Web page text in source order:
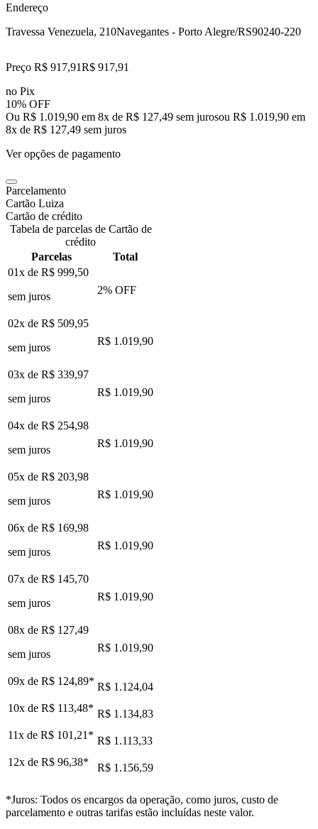
Endereço
Travessa Venezuela, 210Navegantes - Porto Alegre/RS90240-220
Preço R$ 917,91R$ 917,91
no Pix
10% OFF
Ou R$ 1.019,90 em 8x de R$ 127,49 sem jurosou R$ 1.019,90 em
8x de R$ 127,49 sem juros
Ver opções de pagamento
Parcelamento
Cartão Luiza
Cartão de crédito
Tabela de parcelas de Cartão de
crédito
Parcelas
Total
01x de R$ 999,50
sem juros
2% OFF
02x de R$ 509,95
sem juros
R$ 1.019,90
03x de R$ 339,97
sem juros
R$ 1.019,90
04x de R$ 254,98
sem juros
R$ 1.019,90
05x de R$ 203,98
sem juros
R$ 1.019,90
06x de R$ 169,98
sem juros
R$ 1.019,90
07x de R$ 145,70
sem juros
R$ 1.019,90
08x de R$ 127,49
sem juros
R$ 1.019,90
09x de R$ 124,89* R$ 1.124,04
10x de R$ 113,48* R$ 1.134,83
11x de R$ 101,21 * R$ 1.113,33
12x de R$ 96,38* R$ 1.156,59
*Juros: Todos os encargos da operação, como juros, custo de
parcelamento e outras tarifas estão incluídas neste valor.